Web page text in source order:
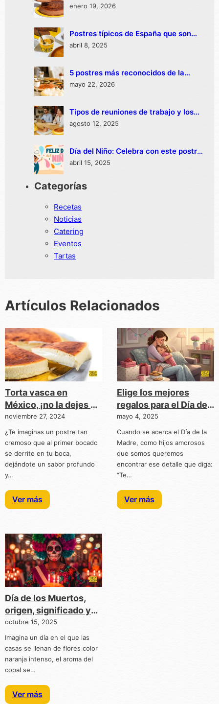
queso con sabor a avellana
enero 19, 2026
Postres típicos de España que son
preferidos en México
abril 8, 2025
5 postres más reconocidos de la
repostería española
mayo 22, 2026
Tipos de reuniones de trabajo y los
postres que no pueden faltar
agosto 12, 2025
Día del Niño: Celebra con este postre
delicioso
abril 15, 2025
Categorías
Recetas
Noticias
Catering
Eventos
Tartas
Artículos Relacionados
Torta vasca en
México, ¡no la dejes de
probar!
noviembre 27, 2024
¿Te imaginas un postre tan
cremoso que al primer bocado
se derrite en tu boca,
dejándote un sabor profundo
y…
Ver más
Elige los mejores
regalos para el Día de
la Madre
mayo 4, 2025
Cuando se acerca el Día de la
Madre, como hijos amorosos
que somos queremos
encontrar ese detalle que diga:
“Te…
Ver más
Día de los Muertos,
origen, significado y
trascendencia
octubre 15, 2025
Imagina un día en el que las
casas se llenan de flores color
naranja intenso, el aroma del
copal se…
Ver más